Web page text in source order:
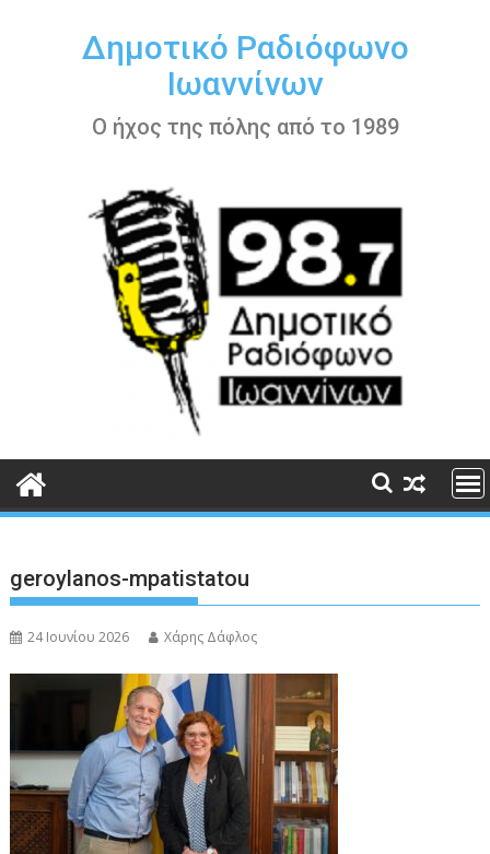
περιεχόμενοΔημοτικό Ραδιόφωνο
Ιωαννίνων
Ο ήχος της πόλης από το 1989
geroylanos-mpatistatou
24 Ιουνίου 2026 Χάρης Δάφλος